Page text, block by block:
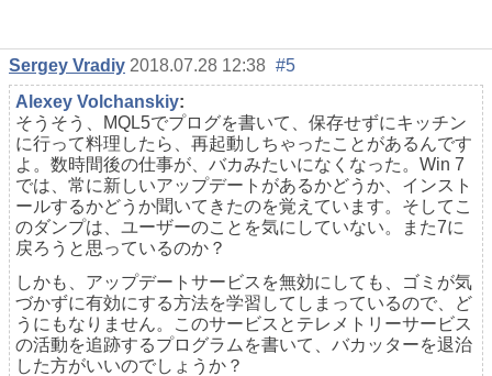
Sergey Vradiy 2018.07.28 12:38 #5
Alexey Volchanskiy:
そうそう、MQL5でプログを書いて、保存せずにキッチン
に行って料理したら、再起動しちゃったことがあるんです
よ。数時間後の仕事が、バカみたいになくなった。Win 7
では、常に新しいアップデートがあるかどうか、インスト
ールするかどうか聞いてきたのを覚えています。そしてこ
のダンプは、ユーザーのことを気にしていない。また7に
戻ろうと思っているのか？
しかも、アップデートサービスを無効にしても、ゴミが気
づかずに有効にする方法を学習してしまっているので、ど
うにもなりません。このサービスとテレメトリーサービス
の活動を追跡するプログラムを書いて、バカッターを退治
した方がいいのでしょうか？